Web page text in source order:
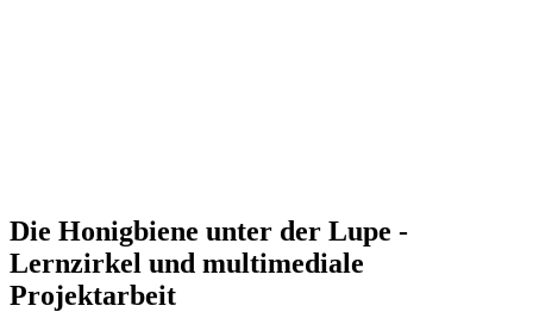
Die Honigbiene unter der Lupe -
Lernzirkel und multimediale
Projektarbeit